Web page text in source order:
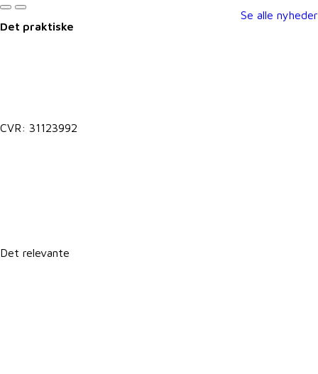
Se alle nyheder
Det praktiske
CVR: 31123992
Det relevante